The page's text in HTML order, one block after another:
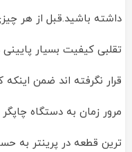
داشته باشید.قبل از هر
تقلبی کیفیت بسیار
قرار نگرفته اند ضمن
مرور زمان به دستگاه
ترین قطعه در پرینتر به